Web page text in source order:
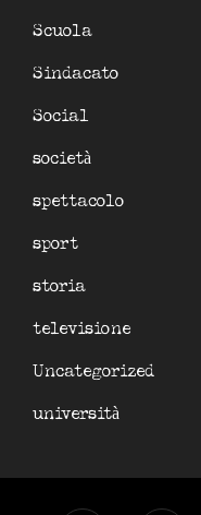
Scuola
Sindacato
Social
società
spettacolo
sport
storia
televisione
Uncategorized
università